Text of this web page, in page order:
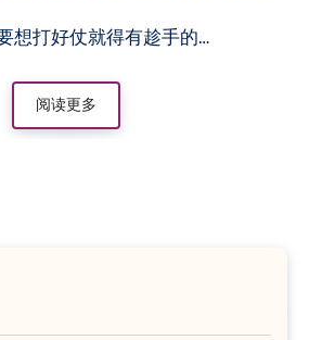
要想打好仗就得有趁手的…
阅读更多